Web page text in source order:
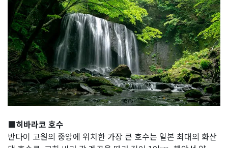
■히바라코 호수
반다이 고원의 중앙에 위치한 가장 큰 호수는 일본 최대의 화산